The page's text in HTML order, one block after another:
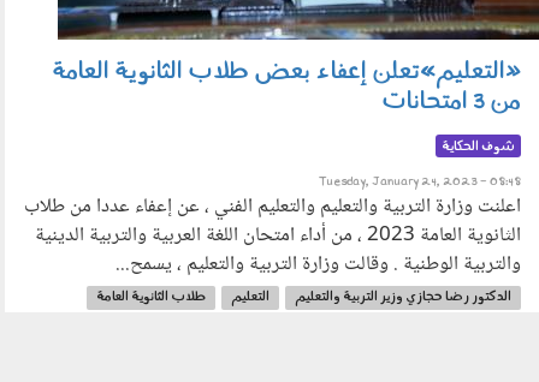
«التعليم»تعلن إعفاء بعض طلاب الثانوية العامة
من 3 امتحانات
شوف الحكاية
Tuesday, January 24, 2023 - 08:48
اعلنت وزارة التربية والتعليم والتعليم الفني ، عن إعفاء عددا من طلاب
الثانوية العامة 2023 ، من أداء امتحان اللغة العربية والتربية الدينية
والتربية الوطنية . وقالت وزارة التربية والتعليم ، يسمح...
الدكتور رضا حجازي وزير التربية والتعليم التعليم
طلاب الثانوية العامة